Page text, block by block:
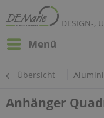
DESIGN-,
Menü
Übersicht
Anhänger